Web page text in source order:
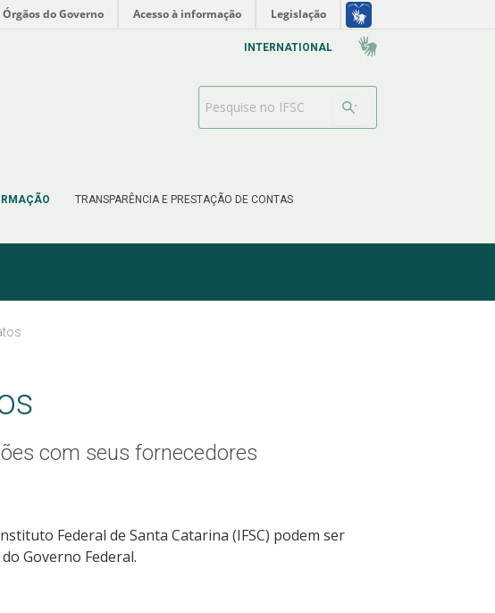
Órgãos do Governo Acesso à informação Legislação
TRANSPARÊNCIA E PRESTAÇÃO DE CONTAS
INTERNATIONAL
Barra de busca
com seus fornecedores
Federal de Santa Catarina (IFSC) podem ser
Governo Federal.